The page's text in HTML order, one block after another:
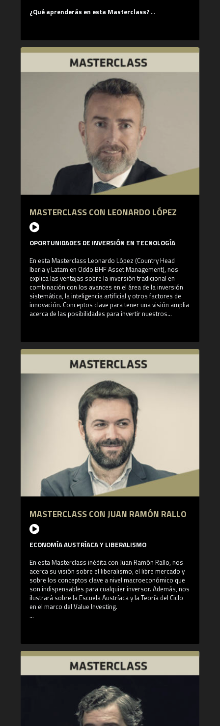
¿Qué aprenderás en esta Masterclass?
General Motors
- La visión del margen de seguridad de Benjamin Graham
en nuestros días por Jeff Gramm
¿Quién es Jeff Gramm?
Jeff Gramm es co-fundardor y gestor de fondos en
Bandera Partners. Gramm también es director en las
juntas de Tandy Leather y Rubicon Technology. Además
es profesor en inversión aplicada en la Columbia
Business School, y autor de libro sobre buen gobierno
corporativo: Dear Chairman: Boardroom Battles and the
Rise of Shareholder Activism.
MASTERCLASS CON LEONARDO LÓPEZ
OPORTUNIDADES DE INVERSIÓN EN TECNOLOGÍA
En esta Masterclass Leonardo López (Country Head
Iberia y Latam en Oddo BHF Asset Management), nos
explica las ventajas sobre la inversión tradicional en
combinación con los avances en el área de la inversión
sistemática, la inteligencia artificial y otros factores de
innovación. Conceptos clave para tener una visión amplia
acerca de las posibilidades para invertir nuestros
¿Qué aprenderás en esta Masterclass?
- Los distintos Sesgos del Value: El Deep Value y el
Quality Value, ¿complementarios en la inversión?
- Cómo buscar oportunidades de inversión en momentos
de incertidumbre
- Cuál es la asignación de activos para momentos de
- Las dinámicas de inversión: la inteligencia artificial y la
tecnología por ODDO BHF
¿Quién es Leonardo López?
Leonardo López es licenciado en Derecho y Economía
por la Universidad de Deusto, ha estudiado un máster en
Finanzas por CUNEF y es miembro de la asociación CAIA.
Además cuenta con una dilatada experiencia en la
industria de gestión de activos.
Oddo BHF Asset Management es una de las mayores
gestoras de fondos de inversión independiente de la
Zona Euro. Cuenta con una historia de más de 150 años y
se caracteriza por utilizar un análisis fundamental y
cuantitativo propio, prestando especial atención a la
gestión del riesgo.
MASTERCLASS CON JUAN RAMÓN RALLO
ECONOMÍA AUSTRÍACA Y LIBERALISMO
En esta Masterclass inédita con Juan Ramón Rallo, nos
acerca su visión sobre el liberalismo, el libre mercado y
sobre los conceptos clave a nivel macroeconómico que
son indispensables para cualquier inversor. Además, nos
ilustrará sobre la Escuela Austríaca y la Teoría del Ciclo
en el marco del Value Investing.
neoliberalismo
- La globalización y la visión sobre EE.UU y China por Juan
- ¿Es la desigualdad clave para el crecimiento económico
y para crear riqueza para la sociedad?
- Los Fundamentos de la Teoría Austríaca de la Economía
¿Quién es Juan Ramón Rallo?
Juan Ramón Rallo es un economista, profesor
universitario, conferencista y escritor español de